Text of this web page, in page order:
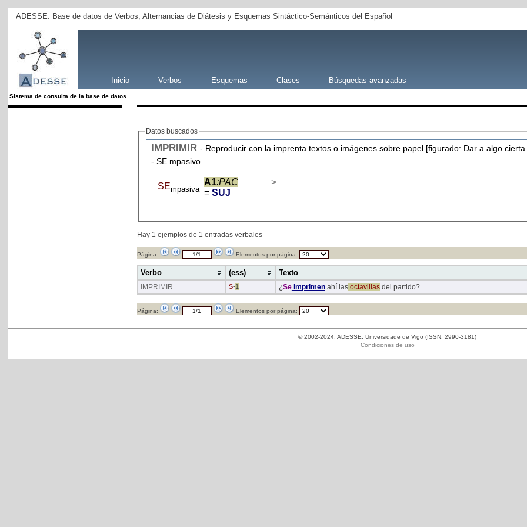
ADESSE: Base de datos de Verbos, Alternancias de Diátesis y Esquemas Sintáctico-Semánticos del Español
Inicio Verbos Esquemas Clases Búsquedas avanzadas
Sistema de consulta de la base de datos
Datos buscados
IMPRIMIR - Reproducir con la imprenta textos o imágenes sobre papel [figurado: Dar a algo
- SE mpasivo
SEmpasiva
A1:PAC
= SUJ
>
Hay 1 ejemplos de 1 entradas verbales
Página: Elementos por página:
Verbo (ess) Texto
IMPRIMIR S-1 ¿Seimprimenahí lasoctavillasdel partido?
Página: Elementos por página:
© 2002-2024: ADESSE. Universidade de Vigo (ISSN: 2990-3181)
Condiciones de uso